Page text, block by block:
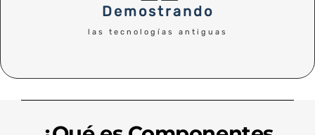
Demostrando
las tecnologías antiguas